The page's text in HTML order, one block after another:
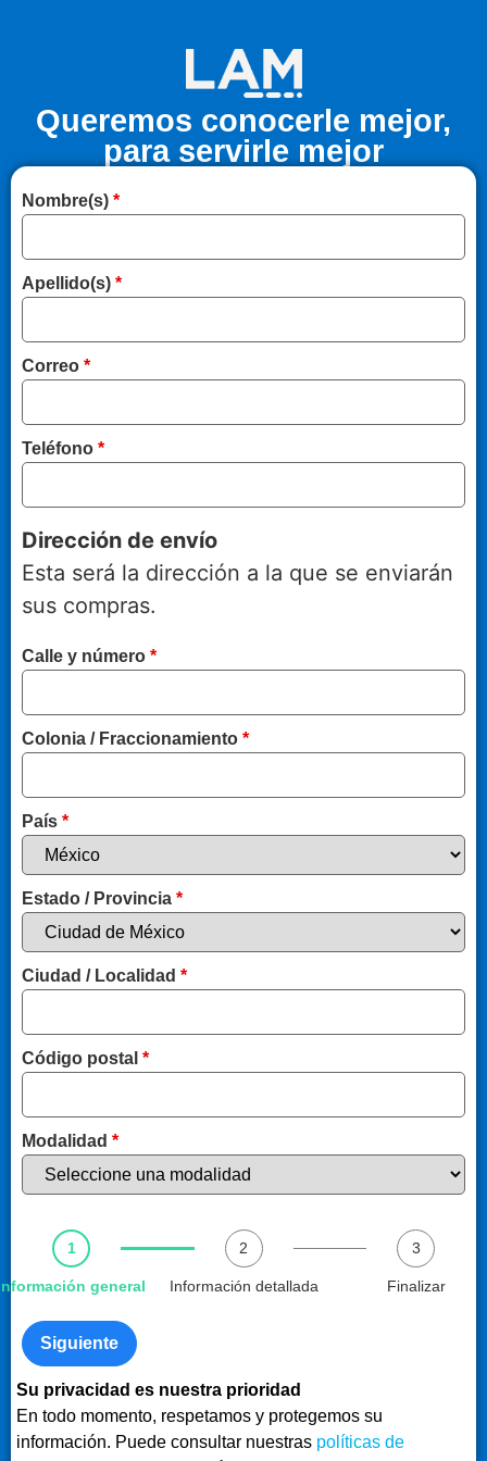
Queremos conocerle mejor,
para servirle mejor
Nombre(s) *
Apellido(s) *
Correo *
Teléfono *
Dirección de envío
Esta será la dirección a la que se enviarán
sus compras.
Calle y número *
Colonia / Fraccionamiento *
País *
Estado / Provincia *
Ciudad / Localidad *
Código postal *
Modalidad *
1
general
2
Información detallada
3
Finalizar
Siguiente
Su privacidad es nuestra prioridad
En todo momento, respetamos y protegemos su
información. Puede consultar nuestras políticas de